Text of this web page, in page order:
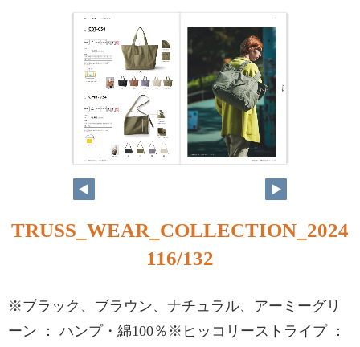
TRUSS_WEAR_COLLECTION_2024
116/132
※ブラック、ブラウン、ナチュラル、アーミーグリ
ーン ： ハンプ・綿100％※ヒッコリーストライプ ：